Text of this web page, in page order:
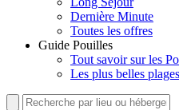
Dernière Minute
Toutes les offres
Guide Pouilles
Tout savoir sur les
Les plus belles plages